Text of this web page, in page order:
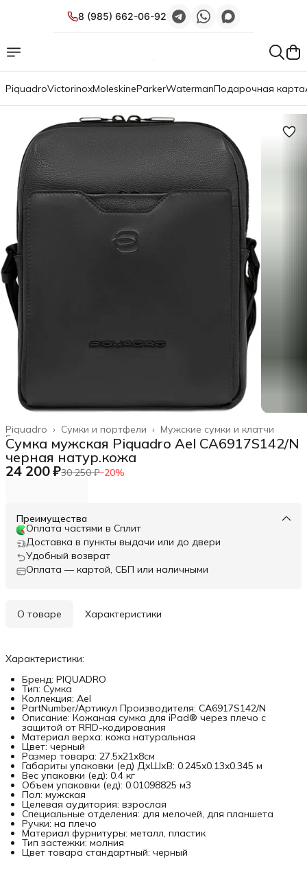
8 (985) 662-06-92
PiquadroVictorinoxMoleskineParkerWatermanПодарочная карта
Мужские сумки и клатчи
Сумки и портфели ›
Piquadro ›
Главная
Сумка мужская Piquadro Ael CA6917S142/N
черная натур.кожа
24 200 ₽30 250 ₽−20%
Преимущества
Оплата частями в Сплит
Доставка в пункты выдачи или до двери
Удобный возврат
Оплата — картой, СБП или наличными
О товаре Характеристики
Характеристики:
Бренд: PIQUADRO
Тип: Сумка
Коллекция: Ael
PartNumber/Артикул Производителя: CA6917S142/N
Описание: Кожаная сумка для iPad® через плечо с
защитой от RFID-кодирования
Материал верха: кожа натуральная
Цвет: черный
Размер товара: 27.5x21x8см
Габариты упаковки (ед) ДхШхВ: 0.245x0.13x0.345 м
Вес упаковки (ед): 0.4 кг
Объем упаковки (ед): 0.01098825 м3
Пол: мужская
Целевая аудитория: взрослая
Специальные отделения: для мелочей, для планшета
Ручки: на плечо
Материал фурнитуры: металл, пластик
Тип застежки: молния
Цвет товара стандартный: черный